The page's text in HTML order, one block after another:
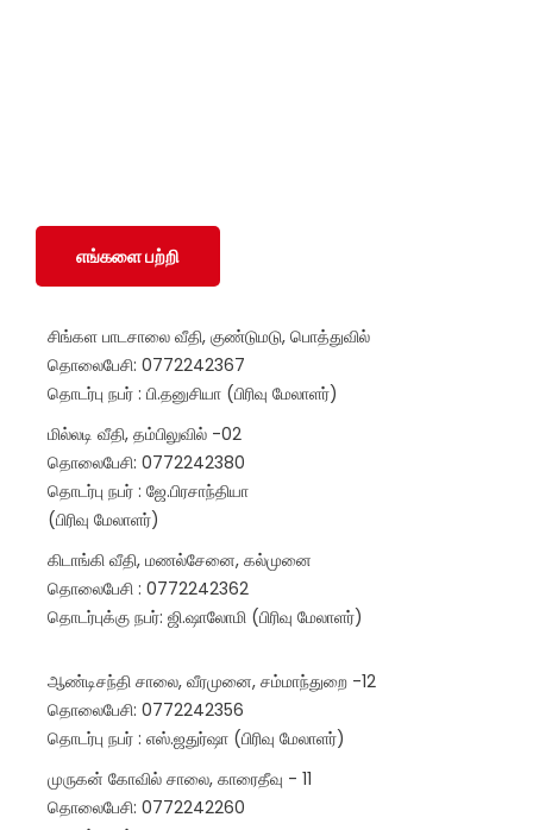
எங்களை பற்றி
சிங்கள பாடசாலை வீதி, குண்டுமடு, பொத்துவில்
தொலைபேசி: 0772242367
தொடர்பு நபர் : பி.தனுசியா (பிரிவு மேலாளர்)
மில்லடி வீதி, தம்பிலுவில் -02
தொலைபேசி: 0772242380
தொடர்பு நபர் : ஜே.பிரசாந்தியா
(பிரிவு மேலாளர்)
கிடாங்கி வீதி, மணல்சேனை, கல்முனை
தொலைபேசி : 0772242362
தொடர்புக்கு நபர்: ஜி.ஷாலோமி (பிரிவு மேலாளர்)
ஆண்டிசந்தி சாலை, வீரமுனை, சம்மாந்துறை -12
தொலைபேசி: 0772242356
தொடர்பு நபர் : எஸ்.ஜதுர்ஷா (பிரிவு மேலாளர்)
முருகன் கோவில் சாலை, காரைதீவு - 11
தொலைபேசி: 0772242260